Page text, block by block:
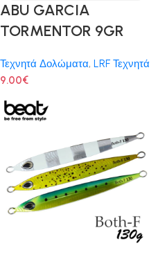
ABU GARCIA
TORMENTOR 9GR
Τεχνητά Δολώματα, LRF Τεχνητά
9.00€